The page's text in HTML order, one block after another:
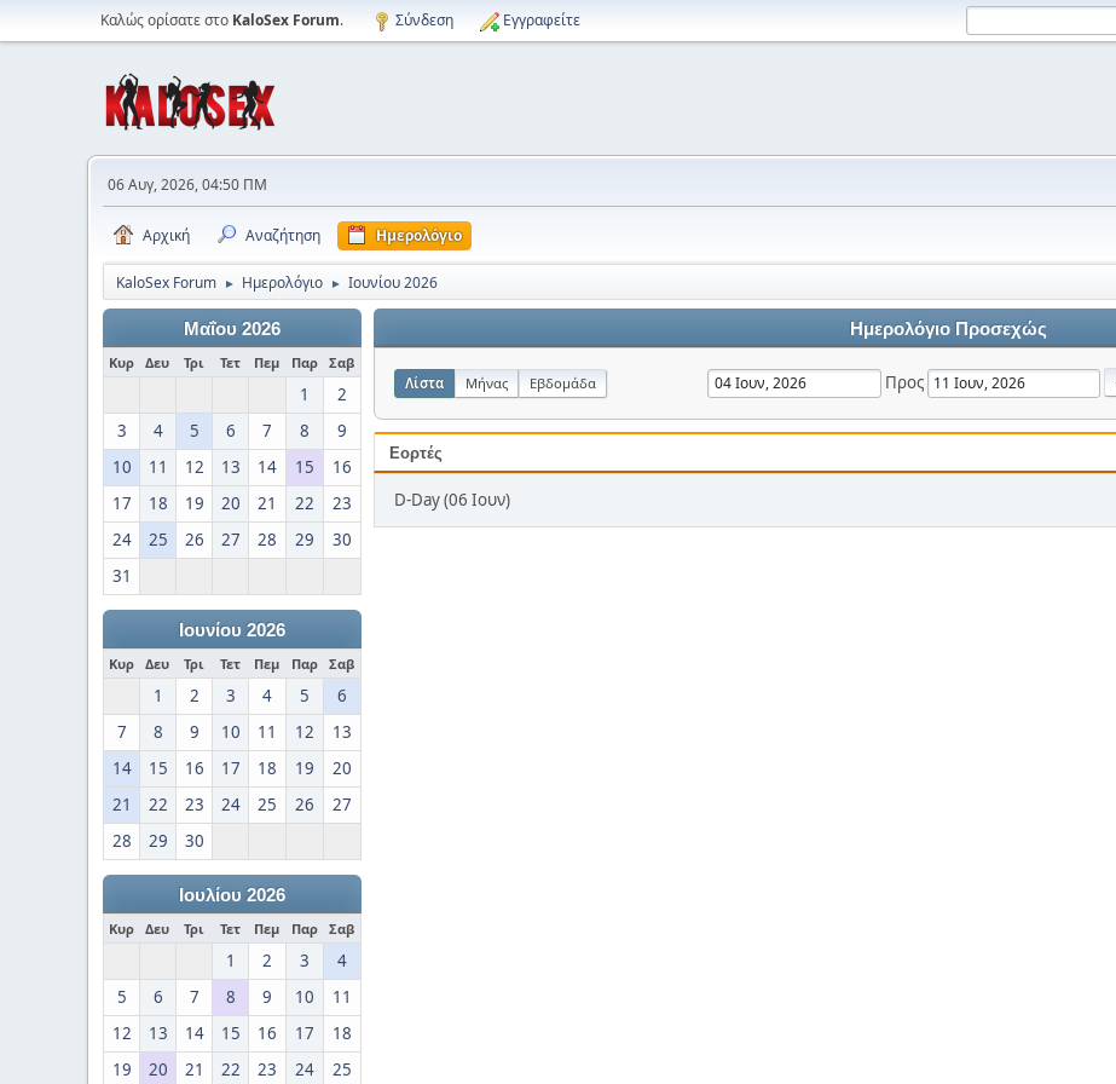
Καλώς ορίσατε στο KaloSex Forum. Σύνδεση Εγγραφείτε
06 Αυγ, 2026, 04:50 ΠΜ
Αρχική Αναζήτηση Ημερολόγιο
KaloSex Forum ► Ημερολόγιο ► Ιουνίου 2026
Μαΐου 2026
Κυρ Δευ Τρι Τετ Πεμ Παρ Σαβ
1
2
3
4 5 6 7 8
9
10
11 12 13 14 15
16
17
18 19 20 21 22
23
24
25 26 27 28 29
30
31
Ιουνίου 2026
Κυρ Δευ Τρι Τετ Πεμ Παρ Σαβ
1 2 3 4 5
6
7
8 9 10 11 12
13
14
15 16 17 18 19
20
21
22 23 24 25 26
27
28
29 30
Ιουλίου 2026
Κυρ Δευ Τρι Τετ Πεμ Παρ Σαβ
1 2 3
4
5
6 7 8 9 10
11
12
13 14 15 16 17
18
19
20 21 22 23 24 25
Ημερολόγιο Προσεχώς
Λίστα Μήνας Εβδομάδα Προς
Εορτές
D-Day (06 Ιουν)